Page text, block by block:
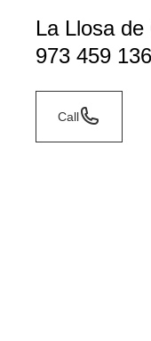
La Llosa de
973 459 136
Call